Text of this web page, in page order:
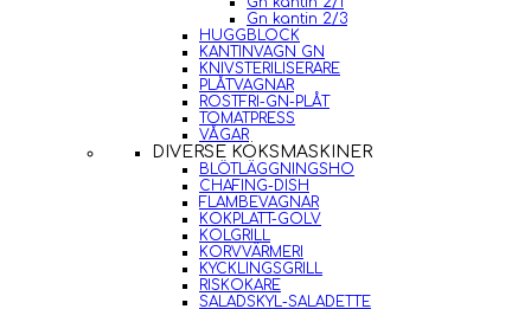
Gn kantin 2/3
HUGGBLOCK
KANTINVAGN GN
KNIVSTERILISERARE
PLÅTVAGNAR
ROSTFRI-GN-PLÅT
TOMATPRESS
VÅGAR
DIVERSE KÖKSMASKINER
BLÖTLÄGGNINGSHO
CHAFING-DISH
FLAMBEVAGNAR
KOKPLATT-GOLV
KOLGRILL
KORVVÄRMERI
KYCKLINGSGRILL
RISKOKARE
SALADSKYL-SALADETTE